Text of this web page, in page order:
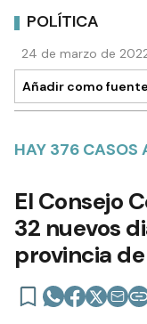
POLÍTICA
24 de marzo de
Añadir como
HAY 376 CASOS
El Consejo
32 nuevos
provincia